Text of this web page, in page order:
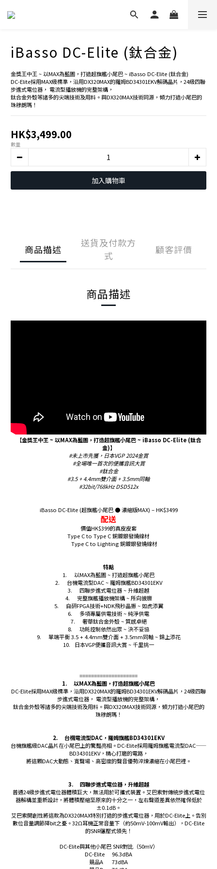
iBasso DC-Elite (鈦合金)
金獎王中王 ~ 以MAX為藍圖，打造超旗艦小尾巴 ~ iBasso DC-Elite (鈦合金)
DC-Elite採用MAX級標準，沿用DX320MAX的羅姆BD34301EKV解碼晶片，24級四聯
步進式電位器， 電流型播放機的完整架構，
鈦合金外殼等諸多的尖端技術及用料。與DX320MAX技術同源，傾力打造小尾巴的
珠穆朗瑪！
HK$3,499.00
數量
加入購物車
商品描述
送貨及付款方
式
顧客評價
商品描述
【金獎王中王 ~ 以MAX為藍圖，打造超旗艦小尾巴 ~ iBasso DC-Elite (鈦合
金)】
#未上市先獲，日本VGP 2024金賞
#全場唯一首次的便攜音訊大賞
#鈦合金
#3.5 + 4.4mm雙介面 + 3.5mm同軸
#32bit/768kHz DSD512x
iBasso DC-Elite (超旗艦小尾巴 ● 濃縮版MAX) – HK$3499
配送
價值HK$399的真皮皮套
Type C to Type C 銅鍍銀發燒線材
Type C to Lighting 銅鍍銀發燒線材
特點
1.
以MAX為藍圖 ~ 打造超旗艦小尾巴
2.
台機電流型DAC ~ 羅姆旗艦BD34301EKV
3.
四聯步進式電位器 ~ 升維超越
4.
完整旗艦播放機架構 ~ 所向披靡
5.
自研FPGA技術+NDK飛秒晶振 ~ 如虎添翼
6.
多項專屬供電技術 ~ 純淨供電
7.
奢華鈦合金外殼 ~ 質感卓絕
8.
功耗控制依然出眾 ~ 決不妥協
9.
單端平衡 3.5 + 4.4mm雙介面 + 3.5mm同軸 ~ 錦上添花
10.
日本VGP便攜音訊大賞 ~ 千里挑一
====================
1.
以MAX為藍圖，打造超旗艦小尾巴
DC-Elite採用MAX級標準，沿用DX320MAX的羅姆BD34301EKV解碼晶片，24級四聯
步進式電位器， 電流型播放機的完整架構，
鈦合金外殼等諸多的尖端技術及用料。與DX320MAX技術同源，傾力打造小尾巴的
珠穆朗瑪！
2.
台機電流型DAC，羅姆旗艦BD34301EKV
台機旗艦級DAC晶片在小尾巴上的驚豔亮相。DC-Elite採用羅姆旗艦電流型DAC——
BD34301EKV，精心打磨的電路，
將這顆DAC大動態、寬聲場、高密度的聲音優勢淬煉濃縮在小尾巴裡。
3.
四聯步進式電位器，升維超越
普通24級步進式電位器體積巨大，無法用於可攜式裝置。艾巴索對傳統步進式電位
器解構並重新設計，將體積壓縮至原來的十分之一，左右聲道差異依然確保低於
±0.1dB。
艾巴索開創性將這款為DX320MAX特別打造的步進式電位器，用於DC-Elite上。告別
數位音量調節降bit之憂。32Ω耳機正常音量下（約50mV-100mV輸出），DC-Elite
的SNR碾壓式領先！
DC-Elite與其他小尾巴 SNR對比（50mV）
DC-Elite 96.3dBA
競品A 73dBA